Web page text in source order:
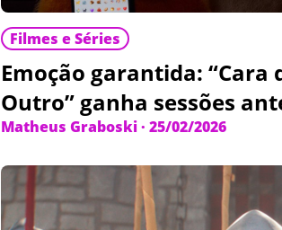
Filmes e Séries
Emoção garantida: “Cara
Outro” ganha sessões
Matheus Graboski· 25/02/2026